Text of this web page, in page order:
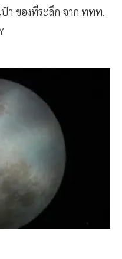
ป๋า ของที่ระลึก จาก ททท.